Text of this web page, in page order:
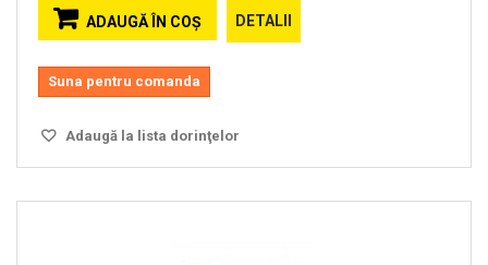
ADAUGĂ ÎN COŞ DETALII
Suna pentru comanda
Adaugă la lista dorinţelor